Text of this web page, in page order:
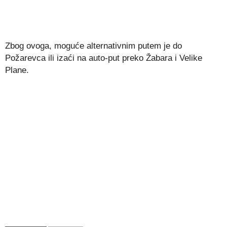
Zbog ovoga, moguće alternativnim putem je do
Požarevca ili izaći na auto-put preko Žabara i Velike
Plane.